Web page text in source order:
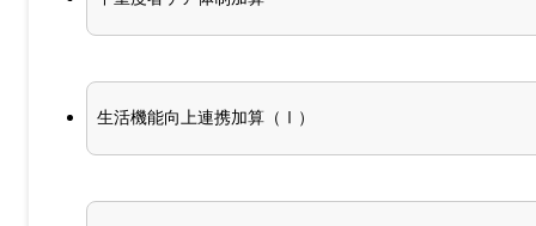
生活機能向上連携加算（Ⅰ）